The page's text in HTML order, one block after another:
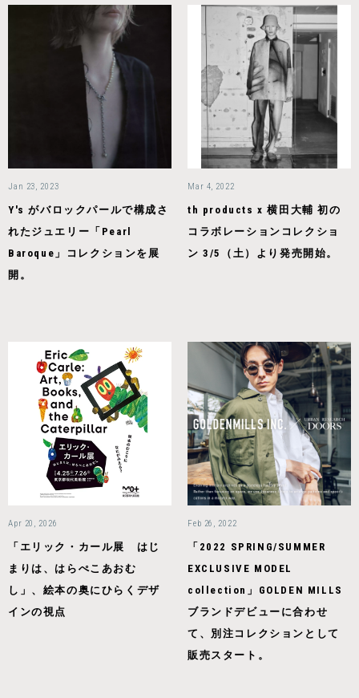
Jan 23, 2023
Y's がバロックパールで構成さ
れたジュエリー「Pearl
Baroque」コレクションを展
開。
Mar 4, 2022
th products x 横田大輔 初の
コラボレーションコレクショ
ン 3/5（土）より発売開始。
Apr 20, 2026
「エリック・カール展 はじ
まりは、はらぺこあおむ
し」、絵本の奥にひらくデザ
インの視点
Feb 26, 2022
「2022 SPRING/SUMMER
EXCLUSIVE MODEL
collection」GOLDEN MILLS
ブランドデビューに合わせ
て、別注コレクションとして
販売スタート。